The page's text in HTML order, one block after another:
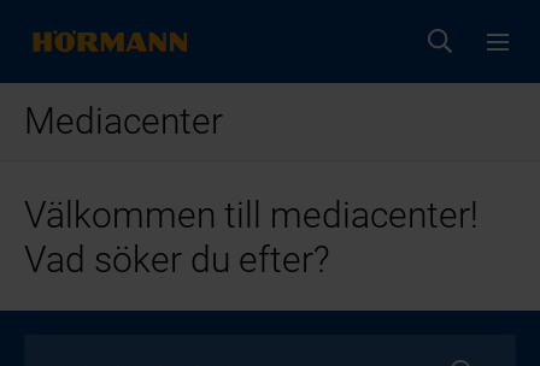
Mediacenter
Välkommen till mediacenter!
Vad söker du efter?